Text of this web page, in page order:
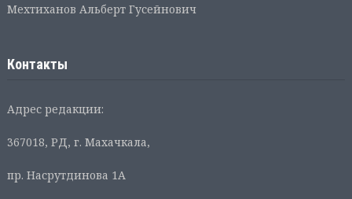
Мехтиханов Альберт Гусейнович
Контакты
Адрес редакции:
367018, РД, г. Махачкала,
пр. Насрутдинова 1А